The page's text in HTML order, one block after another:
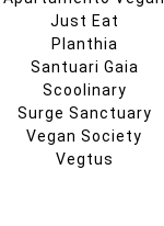
Just Eat
Planthia
Santuari Gaia
Scoolinary
Surge Sanctuary
Vegan Society
Vegtus